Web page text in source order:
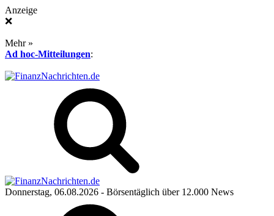
Anzeige
❌
Mehr »
Ad hoc-Mitteilungen:
Donnerstag, 06.08.2026 - Börsentäglich über 12.000 News